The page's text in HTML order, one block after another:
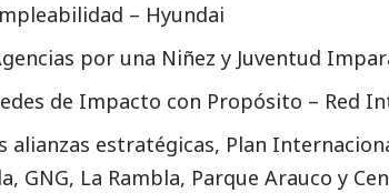
– Hyundai
por una Niñez y Juventud
de Impacto con Propósito – Red
alianzas estratégicas, Plan
GNG, La Rambla, Parque Arauco y